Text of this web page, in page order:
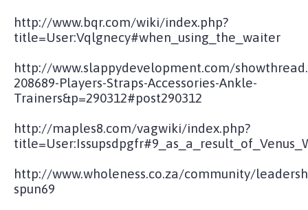
http://www.bqr.com/wiki/index.php?
title=User:Vqlgnecy#when_using_the_waiter
http://www.slappydevelopment.com/
208689-Players-Straps-Accessories-Ankle-
Trainers&p=290312#post290312
http://maples8.com/vagwiki/index.php?
http://www.wholeness.co.za/community/
spun69